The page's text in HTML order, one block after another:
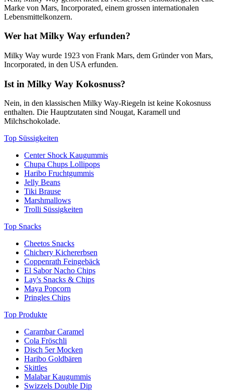
einem vollmundigen Schokoladengenuss, wenn man sie mit heisser
Milch übergiesst. Dabei entfaltet sich der typische Milky-Way-
Geschmack mit seinem süssen und aromatischen Noten. Der
wieder verschliessen.
Marke von Mars, Incorporated, einem grossen internationalen
Lebensmittelkonzern.
Wer hat Milky Way erfunden?
Milky Way wurde 1923 von Frank Mars, dem Gründer von Mars,
Incorporated, in den USA erfunden.
Ist in Milky Way Kokosnuss?
Nein, in den klassischen Milky Way-Riegeln ist keine Kokosnuss
enthalten. Die Hauptzutaten sind Nougat, Karamell und
Milchschokolade.
Top Süssigkeiten
Center Shock Kaugummis
Chupa Chups Lollipops
Haribo Fruchtgummis
Jelly Beans
Tiki Brause
Marshmallows
Trolli Süssigkeiten
Top Snacks
Cheetos Snacks
Chichery Kichererbsen
Coppenrath Feingebäck
El Sabor Nacho Chips
Lay's Snacks & Chips
Maya Popcorn
Pringles Chips
Top Produkte
Carambar Caramel
Cola Fröschli
Disch 5er Mocken
Haribo Goldbären
Skittles
Malabar Kaugummis
Swizzels Double Dip